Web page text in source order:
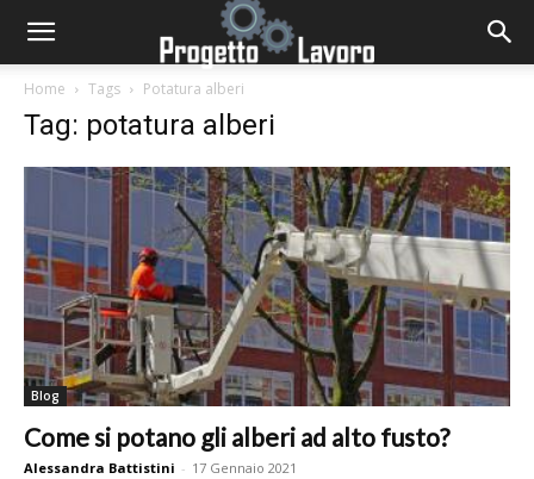
Home Tags Potatura alberi
Tag: potatura alberi
Blog
Come si potano gli alberi ad alto fusto?
Alessandra Battistini - 17 Gennaio 2021